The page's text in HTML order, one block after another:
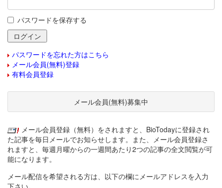
パスワードを保存する
パスワードを忘れた方はこちら
メール会員(無料)登録
有料会員登録
メール会員(無料)募集中
メール会員登録（無料）をされますと、BioTodayに登録され
た記事を毎日メールでお知らせします。また、メール会員登録さ
れますと、毎週月曜からの一週間あたり2つの記事の全文閲覧が可
能になります。
メール配信を希望される方は、以下の欄にメールアドレスを入力
下さい。